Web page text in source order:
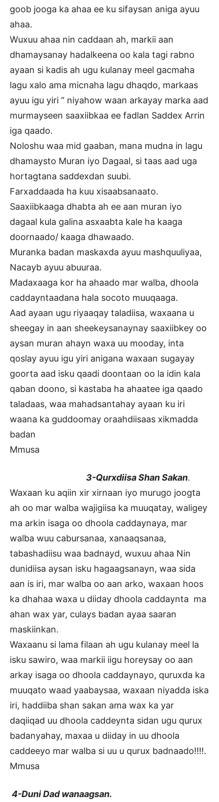
goob jooga ka ahaa ee ku sifaysan aniga ayuu
ahaa.
Wuxuu ahaa nin caddaan ah, markii aan
dhamaysanay hadalkeena oo kala tagi rabno
ayaan si kadis ah ugu kulanay meel gacmaha
lagu xalo ama micnaha lagu dhaqdo, markaas
ayuu igu yiri ” niyahow waan arkayay marka aad
murmayseen saaxiibkaa ee fadlan Saddex Arrin
iga qaado.
Noloshu waa mid gaaban, mana mudna in lagu
dhamaysto Muran iyo Dagaal, si taas aad uga
hortagtana saddexdan suubi.
Farxaddaada ha kuu xisaabsanaato.
Saaxiibkaaga dhabta ah ee aan muran iyo
dagaal kula galina asxaabta kale ha kaaga
doornaado/ kaaga dhawaado.
Muranka badan maskaxda ayuu mashquuliyaa,
Nacayb ayuu abuuraa.
Madaxaaga kor ha ahaado mar walba, dhoola
caddayntaadana hala socoto muuqaaga.
Aad ayaan ugu riyaaqay taladiisa, waxaana u
sheegay in aan sheekeysanaynay saaxiibkey oo
aysan muran ahayn waxa uu mooday, inta
qoslay ayuu igu yiri anigana waxaan sugayay
goorta aad isku qaadi doontaan oo la idin kala
qaban doono, si kastaba ha ahaatee iga qaado
taladaas, waa mahadsantahay ayaan ku iri
waana ka guddoomay oraahdiisaas xikmadda
badan
Mmusa
3-Qurxdiisa Shan Sakan.
Waxaan ku aqiin xir xirnaan iyo murugo joogta
ah oo mar walba wajigiisa ka muuqatay, waligey
ma arkin isaga oo dhoola caddaynaya, mar
walba wuu cabursanaa, xanaaqsanaa,
tabashadiisu waa badnayd, wuxuu ahaa Nin
dunidiisa aysan isku hagaagsanayn, waa sida
aan is iri, mar walba oo aan arko, waxaan hoos
ka dhahaa waxa u diiday dhoola caddaynta ma
ahan wax yar, culays badan ayaa saaran
maskiinkan.
Waxaanu si lama filaan ah ugu kulanay meel la
isku sawiro, waa markii iigu horeysay oo aan
arkay isaga oo dhoola caddaynayo, quruxda ka
muuqato waad yaabaysaa, waxaan niyadda iska
iri, haddiiba shan sakan ama wax ka yar
daqiiqad uu dhoola caddeynta sidan ugu qurux
badanyahay, maxaa u diiday in uu dhoola
caddeeyo mar walba si uu u qurux badnaado!!!!.
Mmusa
4-Duni Dad wanaagsan.